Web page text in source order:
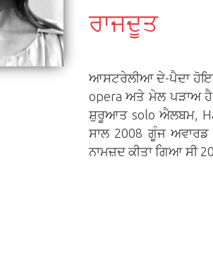
ਰਾਜਦੂਤ
ਆਸਟਰੇਲੀਆ ਦੇ-ਪੈਦਾ ਹੋਇਆ
opera ਅਤੇ ਮੇਲ ਪੜਾਅ ਹੈ
ਸ਼ੁਰੂਆਤ solo ਐਲਬਮ,
ਸਾਲ 2008 ਗੂੰਜ
ਨਾਮਜ਼ਦ ਕੀਤਾ ਗਿਆ ਸੀ